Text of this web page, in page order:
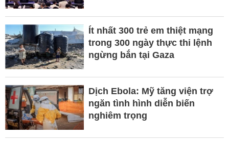
Ít nhất 300 trẻ em thiệt mạng
trong 300 ngày thực thi lệnh
ngừng bắn tại Gaza
Dịch Ebola: Mỹ tăng viện trợ
ngăn tình hình diễn biến
nghiêm trọng